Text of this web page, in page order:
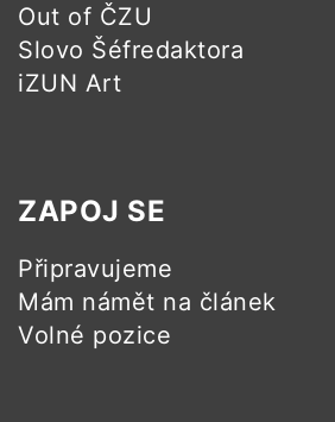
Out of ČZU
Slovo Šéfredaktora
iZUN Art
ZAPOJ SE
Připravujeme
Mám námět na článek
Volné pozice